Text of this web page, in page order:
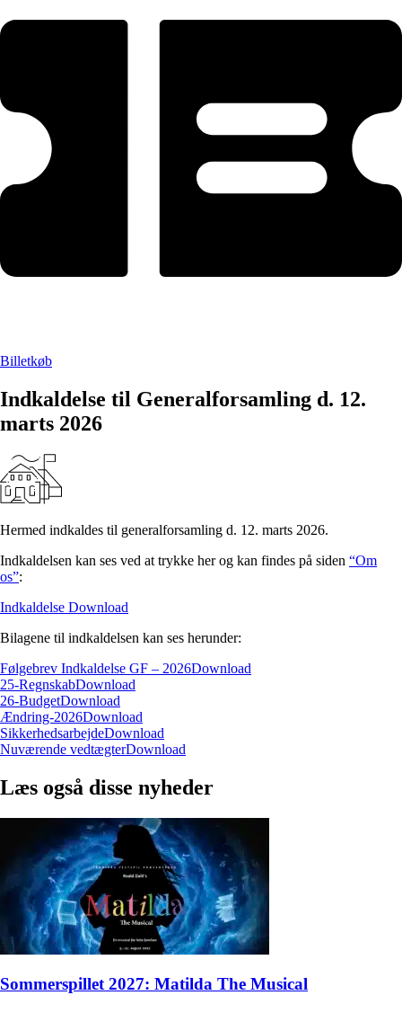
Billetkøb
Indkaldelse til Generalforsamling d. 12.
marts 2026
Hermed indkaldes til generalforsamling d. 12. marts 2026.
Indkaldelsen kan ses ved at trykke her og kan findes på siden “Om
os”:
Indkaldelse Download
Bilagene til indkaldelsen kan ses herunder:
Følgebrev Indkaldelse GF – 2026Download
25-RegnskabDownload
26-BudgetDownload
Ændring-2026Download
SikkerhedsarbejdeDownload
Nuværende vedtægterDownload
Læs også disse nyheder
Sommerspillet 2027: Matilda The Musical